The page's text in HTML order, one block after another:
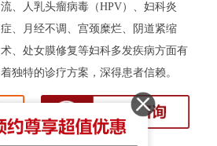
流、人乳头瘤病毒（HPV）、妇科炎
症、月经不调、宫颈糜烂、阴道紧缩
术、处女膜修复等妇科多发疾病方面有
着独特的诊疗方案，深得患者信赖。